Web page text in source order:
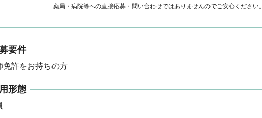
薬局・病院等への直接応募・問い合わせではありませんのでご安心ください。
要件
免許をお持ちの方
形態